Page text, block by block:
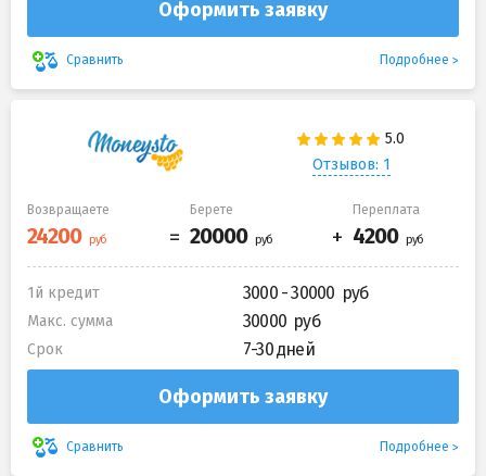
Оформить заявку
Сравнить Подробнее
Отзывов: 1
Возвращаете Берете Переплата
1й кредит 3000 - 30000
Макс. сумма 30000
Срок 7-30 дней
Оформить заявку
Сравнить Подробнее